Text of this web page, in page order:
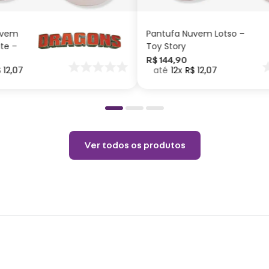
Usar
no
–
12,07
Pantufa Nuvem Lotso –
Toy Story
R$ 144,90
12 R$ 12,07
Ver todos os produtos